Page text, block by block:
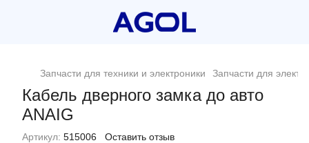
Запчасти для техники и электроники Запчасти для
Кабель дверного замка до авто
ANAIG
Артикул: 515006 Оставить отзыв